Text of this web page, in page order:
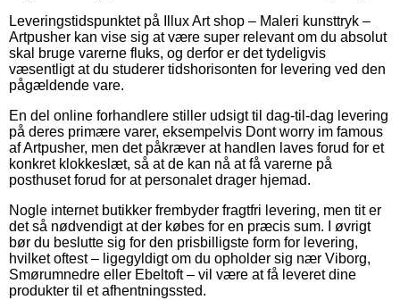
Leveringstidspunktet på Illux Art shop – Maleri kunsttryk –
Artpusher kan vise sig at være super relevant om du absolut
skal bruge varerne fluks, og derfor er det tydeligvis
væsentligt at du studerer tidshorisonten for levering ved den
pågældende vare.
En del online forhandlere stiller udsigt til dag-til-dag levering
på deres primære varer, eksempelvis Dont worry im famous
af Artpusher, men det påkræver at handlen laves forud for et
konkret klokkeslæt, så at de kan nå at få varerne på
posthuset forud for at personalet drager hjemad.
Nogle internet butikker frembyder fragtfri levering, men tit er
det så nødvendigt at der købes for en præcis sum. I øvrigt
bør du beslutte sig for den prisbilligste form for levering,
hvilket oftest – ligegyldigt om du opholder sig nær Viborg,
Smørumnedre eller Ebeltoft – vil være at få leveret dine
produkter til et afhentningssted.